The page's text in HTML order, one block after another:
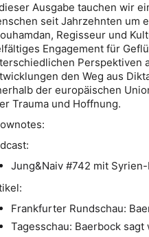
Ausgabe tauchen wir
seit Jahrzehnten um
Regisseur und
Engagement für
Perspektiven
den Weg aus
der europäischen
Trauma und Hoffnung.
Jung&Naiv #742 mit
Frankfurter Rundschau:
Tagesschau: Baerbock